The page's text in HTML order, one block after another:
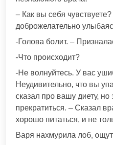
– Как вы себя
доброжелательно
-Голова болит. –
-Что происходит?
-Не волнуйтесь. У вас
Неудивительно, что вы
сказал про вашу диету, но
прекратиться. – Сказал
хорошо питаться, и не
Варя нахмурила лоб,